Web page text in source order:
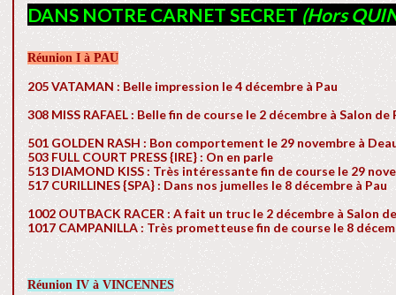
DANS NOTRE CARNET SECRET (Hors
Réunion I à PAU
205 VATAMAN : Belle impression le 4 décembre à Pau
308 MISS RAFAEL : Belle fin de course le 2 décembre à Salon de
501 GOLDEN RASH : Bon comportement le 29 novembre à
503 FULL COURT PRESS {IRE} : On en parle
513 DIAMOND KISS : Très intéressante fin de course le 29
517 CURILLINES {SPA} : Dans nos jumelles le 8 décembre à Pau
1002 OUTBACK RACER : A fait un truc le 2 décembre à Salon
1017 CAMPANILLA : Très prometteuse fin de course le 8
Réunion IV à VINCENNES